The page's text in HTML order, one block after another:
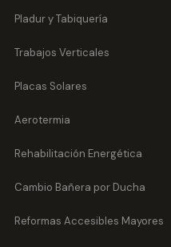
Pladur y Tabiquería
Trabajos Verticales
Placas Solares
Aerotermia
Rehabilitación Energética
Cambio Bañera por Ducha
Reformas Accesibles Mayores